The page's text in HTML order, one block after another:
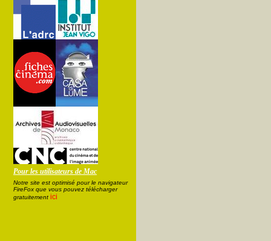
Pour les utilisateurs de Mac
Notre site est optimisé pour le navigateur
FireFox que vous pouvez télécharger
gratuitement ici